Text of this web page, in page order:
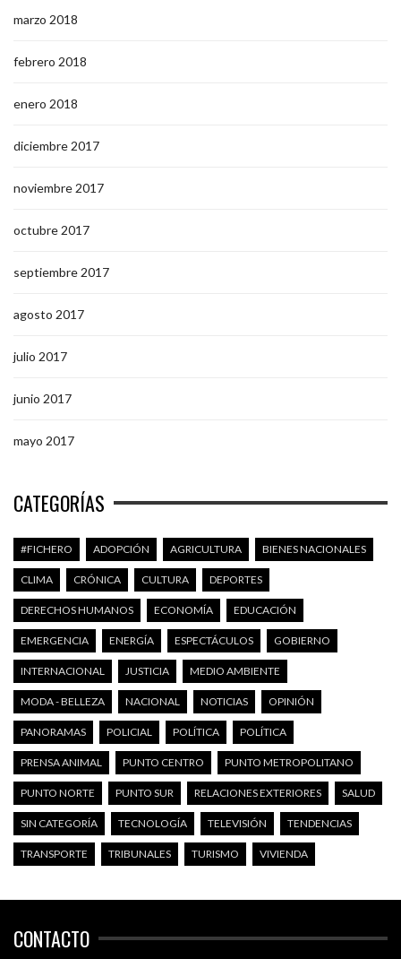
marzo 2018
febrero 2018
enero 2018
diciembre 2017
noviembre 2017
octubre 2017
septiembre 2017
agosto 2017
julio 2017
junio 2017
mayo 2017
CATEGORÍAS
#FICHERO ADOPCIÓN AGRICULTURA BIENES NACIONALES
CLIMA CRÓNICA CULTURA DEPORTES
DERECHOS HUMANOS ECONOMÍA EDUCACIÓN
EMERGENCIA ENERGÍA ESPECTÁCULOS GOBIERNO
INTERNACIONAL JUSTICIA MEDIO AMBIENTE
MODA - BELLEZA NACIONAL NOTICIAS OPINIÓN
PANORAMAS POLICIAL POLÍTICA POLÍTICA
PRENSA ANIMAL PUNTO CENTRO PUNTO METROPOLITANO
PUNTO NORTE PUNTO SUR RELACIONES EXTERIORES SALUD
SIN CATEGORÍA TECNOLOGÍA TELEVISIÓN TENDENCIAS
TRANSPORTE TRIBUNALES TURISMO VIVIENDA
CONTACTO